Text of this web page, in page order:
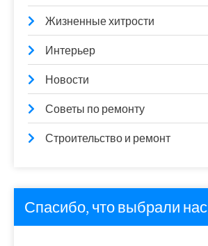
Жизненные хитрости
Интерьер
Новости
Советы по ремонту
Строительство и ремонт
Спасибо, что выбрали нас